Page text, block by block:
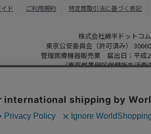
ド ご利用規約 特定商取引法に基づく表記
株式会社綿半ドットコム
東京公安委員会（許可済み）
管理医療機器販売業 届出日：平成
（東京都墨田区保健所生活衛
Copyright 2022Watahan.com Co.,